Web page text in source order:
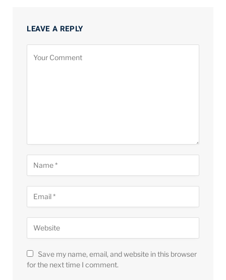
LEAVE A REPLY
Save my name, email, and website in this browser
for the next time I comment.